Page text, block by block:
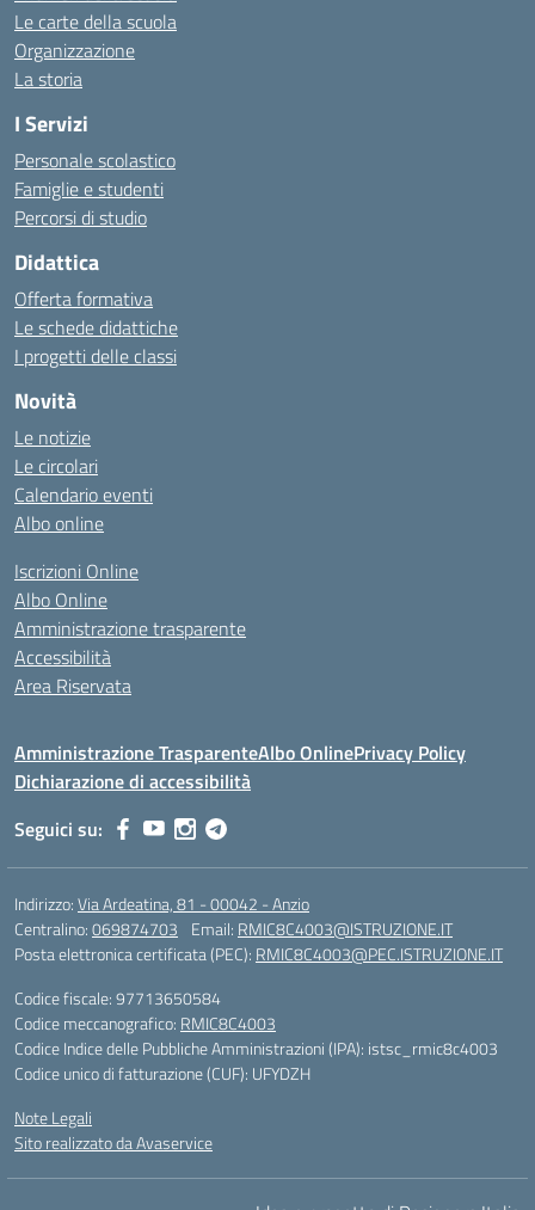
Le carte della scuola
Organizzazione
La storia
I Servizi
Personale scolastico
Famiglie e studenti
Percorsi di studio
Didattica
Offerta formativa
Le schede didattiche
I progetti delle classi
Novità
Le notizie
Le circolari
Calendario eventi
Albo online
Iscrizioni Online
Albo Online
Amministrazione trasparente
Accessibilità
Area Riservata
Amministrazione TrasparenteAlbo OnlinePrivacy Policy
Dichiarazione di accessibilità
Seguici su:
Indirizzo:Via Ardeatina, 81 - 00042 - Anzio
Centralino:069874703 Email: RMIC8C4003@ISTRUZIONE.IT
Posta elettronica certificata (PEC): RMIC8C4003@PEC.ISTRUZIONE.IT
Codice fiscale: 97713650584
Codice meccanografico: RMIC8C4003
Codice Indice delle Pubbliche Amministrazioni (IPA): istsc_rmic8c4003
Codice unico di fatturazione (CUF): UFYDZH
Note Legali
Sito realizzato da Avaservice